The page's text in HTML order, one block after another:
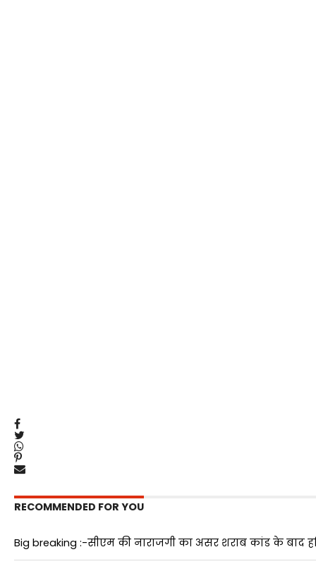
RECOMMENDED FOR YOU
Big breaking :-सीएम की नाराजगी का असर शराब कांड के बाद